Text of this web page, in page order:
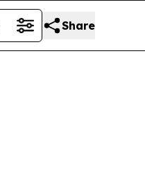
Share